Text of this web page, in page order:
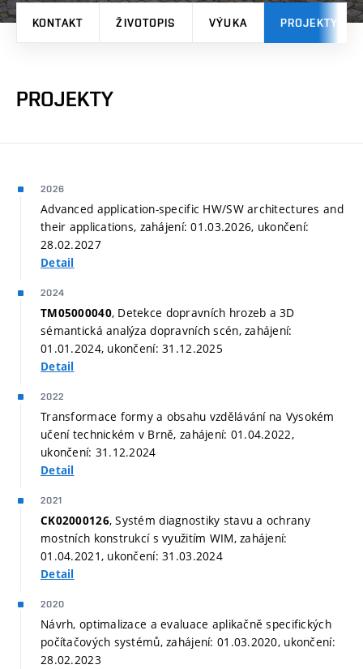
KONTAKT ŽIVOTOPIS VÝUKA PROJEKTY
PROJEKTY
2026
Advanced application-specific HW/SW architectures and
their applications, zahájení: 01.03.2026, ukončení:
28.02.2027
Detail
2024
TM05000040, Detekce dopravních hrozeb a 3D
sémantická analýza dopravních scén, zahájení:
01.01.2024, ukončení: 31.12.2025
Detail
2022
Transformace formy a obsahu vzdělávání na Vysokém
učení technickém v Brně, zahájení: 01.04.2022,
ukončení: 31.12.2024
Detail
2021
CK02000126, Systém diagnostiky stavu a ochrany
mostních konstrukcí s využitím WIM, zahájení:
01.04.2021, ukončení: 31.03.2024
Detail
2020
Návrh, optimalizace a evaluace aplikačně specifických
počítačových systémů, zahájení: 01.03.2020, ukončení:
28.02.2023